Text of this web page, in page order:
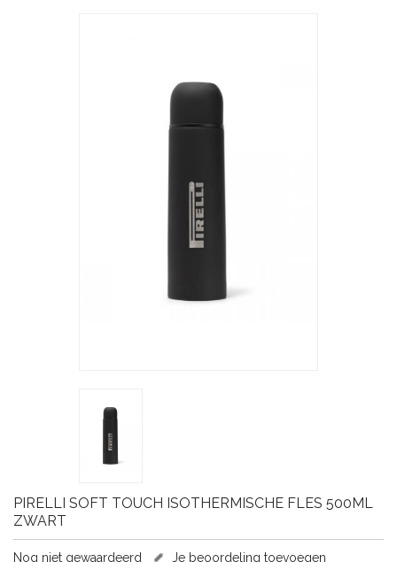
PIRELLI SOFT TOUCH ISOTHERMISCHE FLES 500ML
ZWART
Nog niet gewaardeerd Je beoordeling toevoegen